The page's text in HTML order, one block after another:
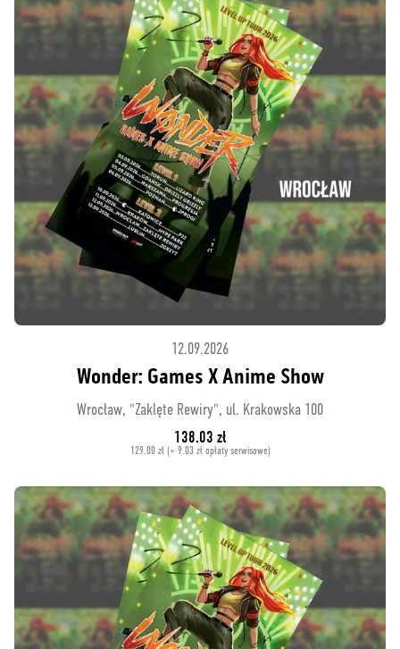
12.09.2026
Wonder: Games X Anime Show
Wrocław, "Zaklęte Rewiry", ul. Krakowska 100
138.03 zł
129.00 zł (+ 9.03 zł opłaty serwisowe)